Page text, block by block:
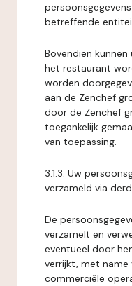
betreffende
Bovendien
het restaurant
worden
aan de Zenchef
door de Zenchef
toegankelijk
van toepassing.
3.1.3. Uw
verzameld via
De
verzamelt en
eventueel door
verrijkt, met name
commerciële